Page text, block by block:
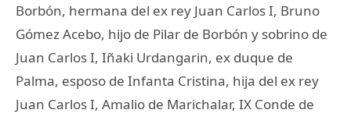
Borbón, hermana del ex rey Juan Carlos I, Bruno
Gómez Acebo, hijo de Pilar de Borbón y sobrino de
Juan Carlos I, Iñaki Urdangarin, ex duque de
Palma, esposo de Infanta Cristina, hija del ex rey
Juan Carlos I, Amalio de Marichalar, IX Conde de